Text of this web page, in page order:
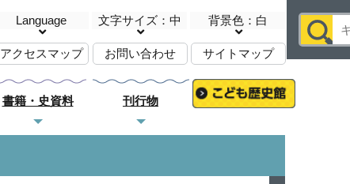
Language 文字サイズ：中 背景色：白
アクセスマップ お問い合わせ サイトマップ
書籍・史資料 刊行物